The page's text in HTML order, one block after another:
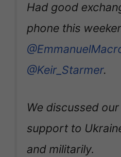
Had good
phone this
@Keir_Starmer.
We discussed
support to
and militarily.